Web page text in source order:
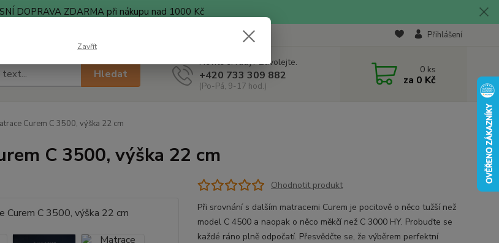
DOPRAVA ZDARMA při nákupu nad 1000 Kč
Přihlášení
Hledat
Nevíte si rady? Zavolejte.
+420 733 309 882
(Po-Pá, 9-17 hod.)
0 ks
za 0 Kč
Curem C 3500, výška 22 cm
C 3500, výška 22 cm
Ohodnotit produkt
Při srovnání s dalším matracemi Curem je pocitově o něco tužší než
model C 4500 a naopak o něco měkčí než C 3000 HY. Probuďte se
každé ráno plně odpočatí. Přesvědčte se, že výběrem perfektní
Zavřít